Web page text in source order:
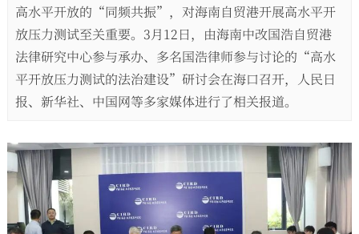
高水平开放的“同频共振”，对海南自贸港开展高水平开
放压力测试至关重要。3月12日，由海南中改国浩自贸港
法律研究中心参与承办、多名国浩律师参与讨论的“高水
平开放压力测试的法治建设”研讨会在海口召开，人民日
报、新华社、中国网等多家媒体进行了相关报道。